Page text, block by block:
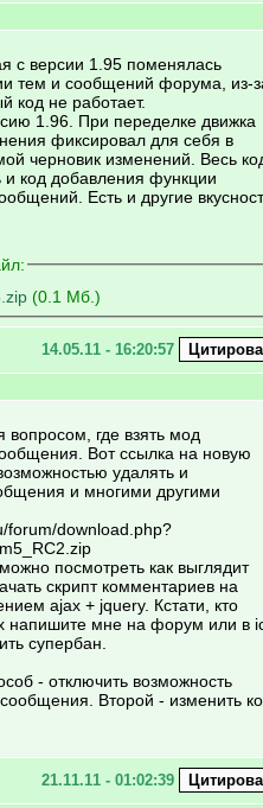
с версии 1.95 поменялась
тем и сообщений форума, из-
код не работает.
1.96. При переделке движка
фиксировал для себя в
черновик изменений. Весь
и код добавления функции
Есть и другие
(0.1 Мб.)
14.05.11 - 16:20:57
вопросом, где взять мод
Вот ссылка на новую
удалять и
и многими другими
forum/download.php?
посмотреть как выглядит
скрипт комментариев на
ajax + jquery. Кстати, кто
напишите мне на форум или в
супербан.
- отключить возможность
Второй - изменить
21.11.11 - 01:02:39